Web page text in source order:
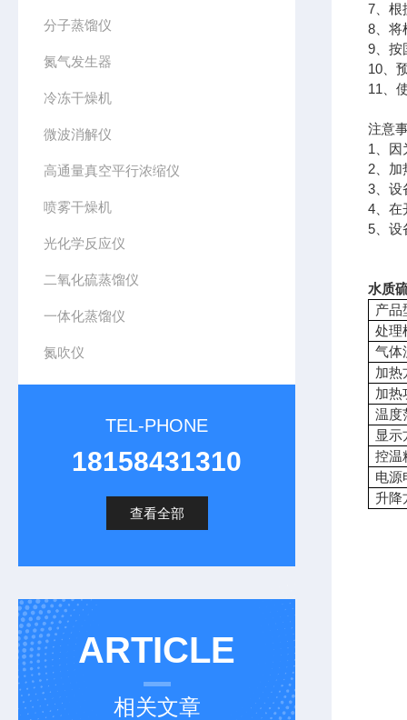
分子蒸馏仪
氮气发生器
冷冻干燥机
微波消解仪
高通量真空平行浓缩仪
喷雾干燥机
光化学反应仪
二氧化硫蒸馏仪
一体化蒸馏仪
氮吹仪
TEL-PHONE
18158431310
查看全部
ARTICLE
相关文章
7、根
8、将
9、按
10、
11、
注意
1、因
2、加
3、设
4、在
5、设
水质
产品
处理
气体
加热
加热
温度
显示
控温
电源
升降